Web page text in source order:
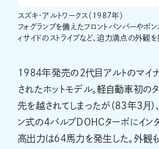
スズキ・アルトワークス（1987年）
フォグランプを備えたフロントバンパーやボン
ィサイドのストライプなど、迫力満点の外観
1984年発売の2代目アルトのマイ
されたホットモデル。軽自動車初の
先を越されてしまったが（83年3月）
ン式の4バルブDOHCターボにイン
高出力は64馬力を発生した。外観